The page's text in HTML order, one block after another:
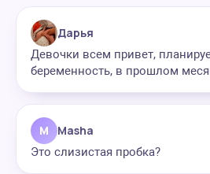
Дарья
Девочки всем привет,
беременность, в прошлом
M Masha
Это слизистая пробка?